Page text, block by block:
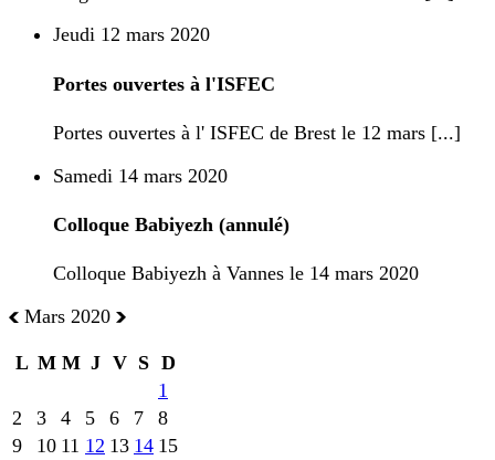
Jeudi 12 mars 2020
Portes ouvertes à l'ISFEC
Portes ouvertes à l' ISFEC de Brest le 12 mars [...]
Samedi 14 mars 2020
Colloque Babiyezh (annulé)
Colloque Babiyezh à Vannes le 14 mars 2020
Mars 2020
L M M J V S D
1
2
3 4 5 6 7
8
9
10 11 12 13 14 15